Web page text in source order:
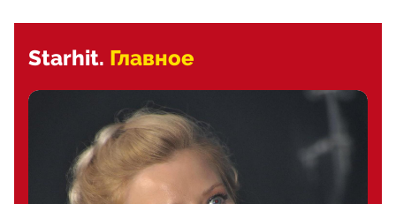
Starhit. Главное